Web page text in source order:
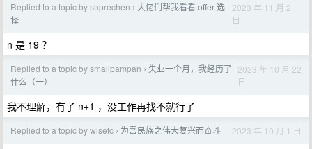
Replied to a topic by suprechen › 大佬们帮我看看 offer 选
择
2023 年 11 月 2
日
n 是 19 ？
Replied to a topic by smallpampan › 失业一个月，我经历了
什么（一）
2023 年 10 月 22
日
我不理解，有了 n+1 ，没工作再找不就行了
Replied to a topic by wisetc › 为吾民族之伟大复兴而奋斗 2023 年 10 月 1 日